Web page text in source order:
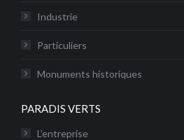
Industrie
Particuliers
Monuments historiques
PARADIS VERTS
L’entreprise